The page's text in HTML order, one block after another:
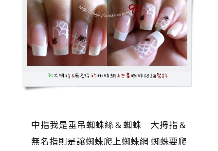
中指我是垂吊蜘蛛絲＆蜘蛛 大拇指＆
無名指則是讓蜘蛛爬上蜘蛛網 蜘蛛要爬